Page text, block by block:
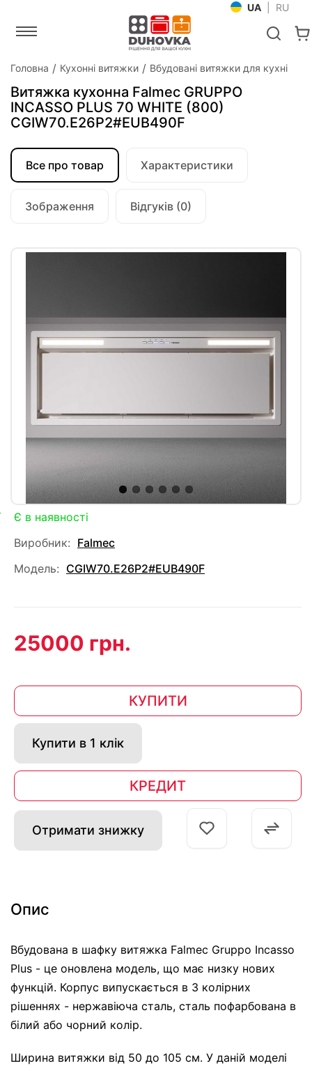
UA RU
Головна Кухонні витяжки Вбудовані витяжки для кухні
Витяжка кухонна Falmec GRUPPO
INCASSO PLUS 70 WHITE (800)
CGIW70.E26P2#EUB490F
Все про товар Характеристики
Зображення Відгуків (0)
Є в наявності
Виробник: Falmec
Модель: CGIW70.E26P2#EUB490F
25000 грн.
КУПИТИ
Купити в 1 клік
КРЕДИТ
Отримати знижку
Опис
Вбудована в шафку витяжка Falmec Gruppo Incasso
Plus - це оновлена модель, що має низку нових
функцій. Корпус випускається в 3 колірних
рішеннях - нержавіюча сталь, сталь пофарбована в
білий або чорний колір.
Ширина витяжки від 50 до 105 см. У даній моделі